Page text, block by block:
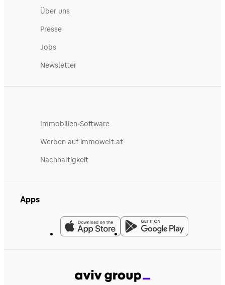
Über uns
Presse
Jobs
Newsletter
Immobilien-Software
Werben auf immowelt.at
Nachhaltigkeit
Apps